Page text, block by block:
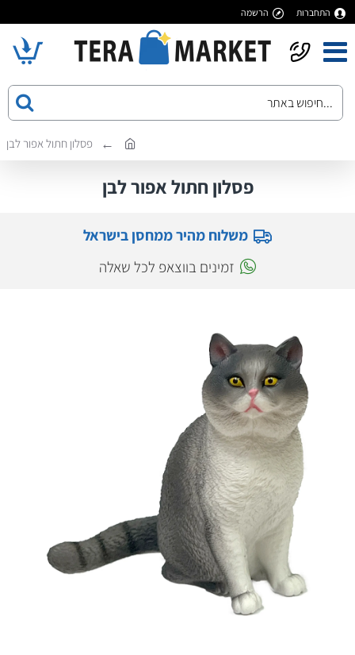
התחברות הרשמה
פסלון חתול אפור לבן
פסלון חתול אפור לבן
משלוח מהיר ממחסן בישראל
זמינים בווצאפ לכל שאלה